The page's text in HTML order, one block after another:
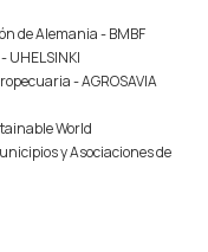
de Alemania - BMBF
UHELSINKI
- AGROSAVIA
World
y Asociaciones de